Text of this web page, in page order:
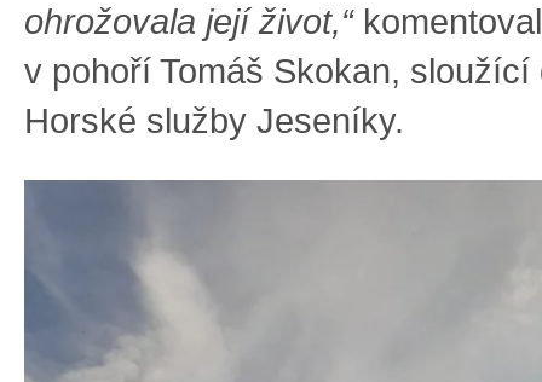
ohrožovala její život,“
v pohoří Tomáš Skokan, sloužící
Horské služby Jeseníky.